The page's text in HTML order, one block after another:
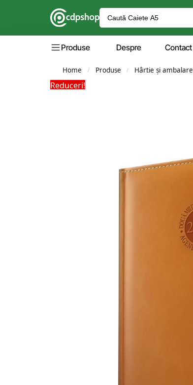
Produse Despre Contact
Home / Produse / Hârtie și ambalare
Reduceri!